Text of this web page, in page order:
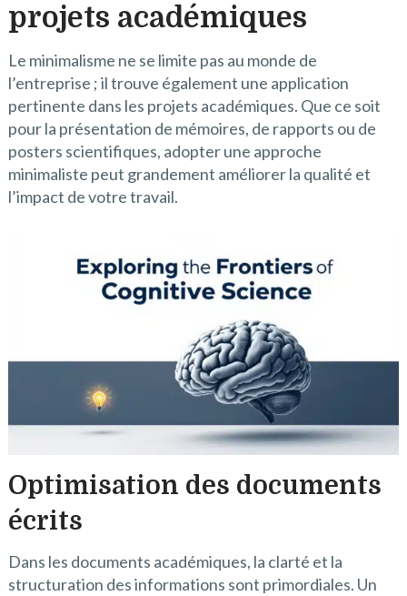
projets académiques
Le minimalisme ne se limite pas au monde de
l’entreprise ; il trouve également une application
pertinente dans les projets académiques. Que ce soit
pour la présentation de mémoires, de rapports ou de
posters scientifiques, adopter une approche
minimaliste peut grandement améliorer la qualité et
l’impact de votre travail.
Optimisation des documents
écrits
Dans les documents académiques, la clarté et la
structuration des informations sont primordiales. Un